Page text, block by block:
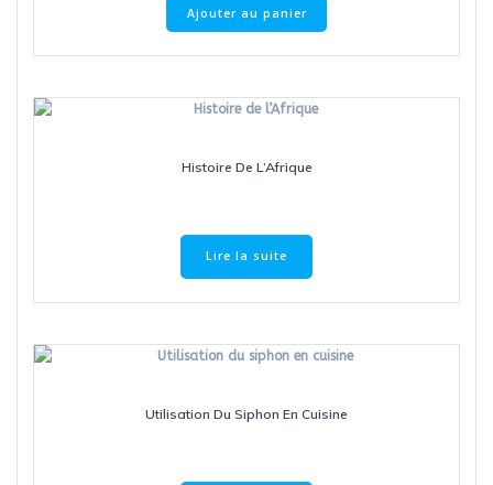
Ajouter au panier
Histoire De L’Afrique
Lire la suite
Utilisation Du Siphon En Cuisine